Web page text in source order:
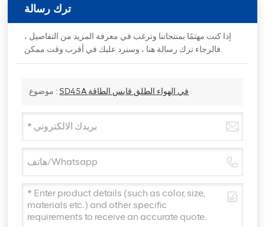
ترك رسالة
إذا كنت مهتمًا بمنتجاتنا وترغب في معرفة المزيد من التفاصيل ،
فالرجاء ترك رسالة هنا ، وسنرد عليك في أقرب وقت ممكن.
موضوع : SD45A في الهواء الطلق قابس الطاقة